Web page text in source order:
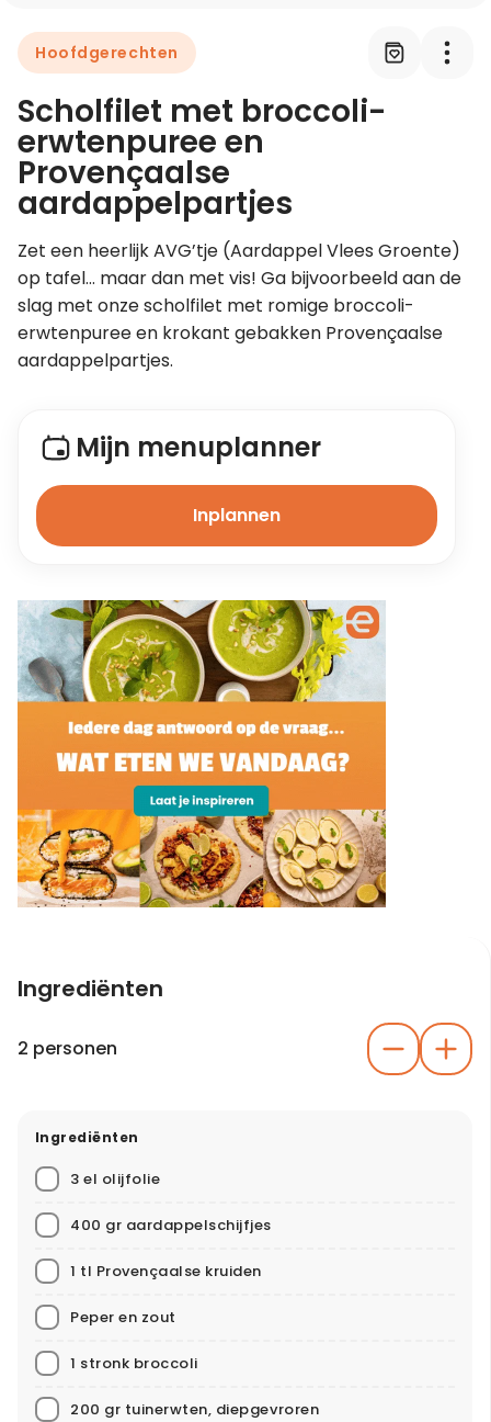
Leer koken als een chef
Kooktips & blogs
Hoofdgerechten
Scholfilet met broccoli-
erwtenpuree en
Provençaalse
aardappelpartjes
Zet een heerlijk AVG’tje (Aardappel Vlees Groente)
op tafel… maar dan met vis! Ga bijvoorbeeld aan de
slag met onze scholfilet met romige broccoli-
erwtenpuree en krokant gebakken Provençaalse
aardappelpartjes.
Mijn menuplanner
Inplannen
Ingrediënten
2 personen
Ingrediënten
3 el olijfolie
400 gr aardappelschijfjes
1 tl Provençaalse kruiden
Peper en zout
1 stronk broccoli
200 gr tuinerwten, diepgevroren